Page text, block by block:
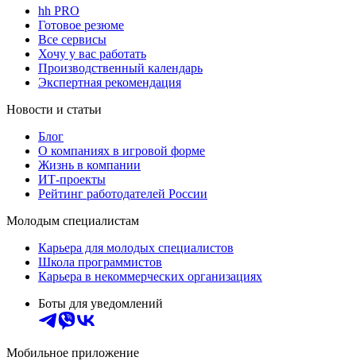
hh PRO
Готовое резюме
Все сервисы
Хочу у вас работать
Производственный календарь
Экспертная рекомендация
Новости и статьи
Блог
О компаниях в игровой форме
Жизнь в компании
ИТ-проекты
Рейтинг работодателей России
Молодым специалистам
Карьера для молодых специалистов
Школа программистов
Карьера в некоммерческих организациях
Боты для уведомлений
Мобильное приложение